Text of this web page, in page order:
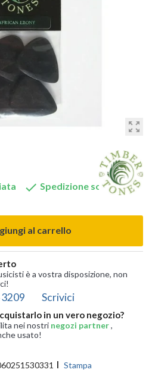
zoom_out_map
 Spedizione solo 8,90 €
al carrello
è a vostra disposizione, non
Scrivici
in un vero negozio?
nei nostri negozi partner,
usato!
Stampa